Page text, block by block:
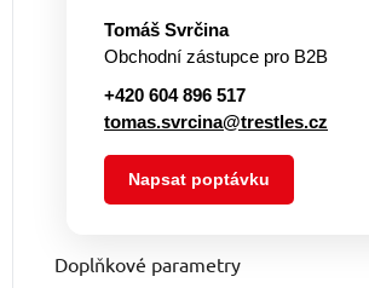
Tomáš Svrčina
Obchodní zástupce pro B2B
+420 604 896 517
tomas.svrcina@trestles.cz
Napsat poptávku
Doplňkové parametry